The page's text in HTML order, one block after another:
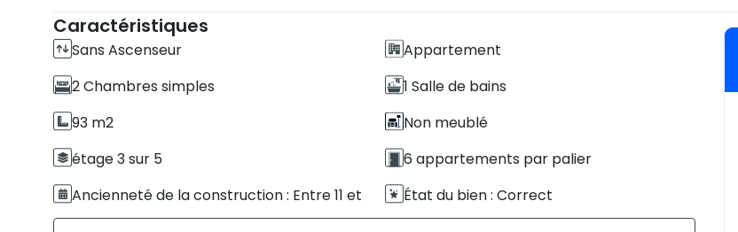
Caractéristiques
Sans Ascenseur
Appartement
2 Chambres simples
1 Salle de bains
93 m2
Non meublé
étage 3 sur 5
6 appartements par palier
Ancienneté de la construction : Entre 11 et
20 ans
État du bien : Correct